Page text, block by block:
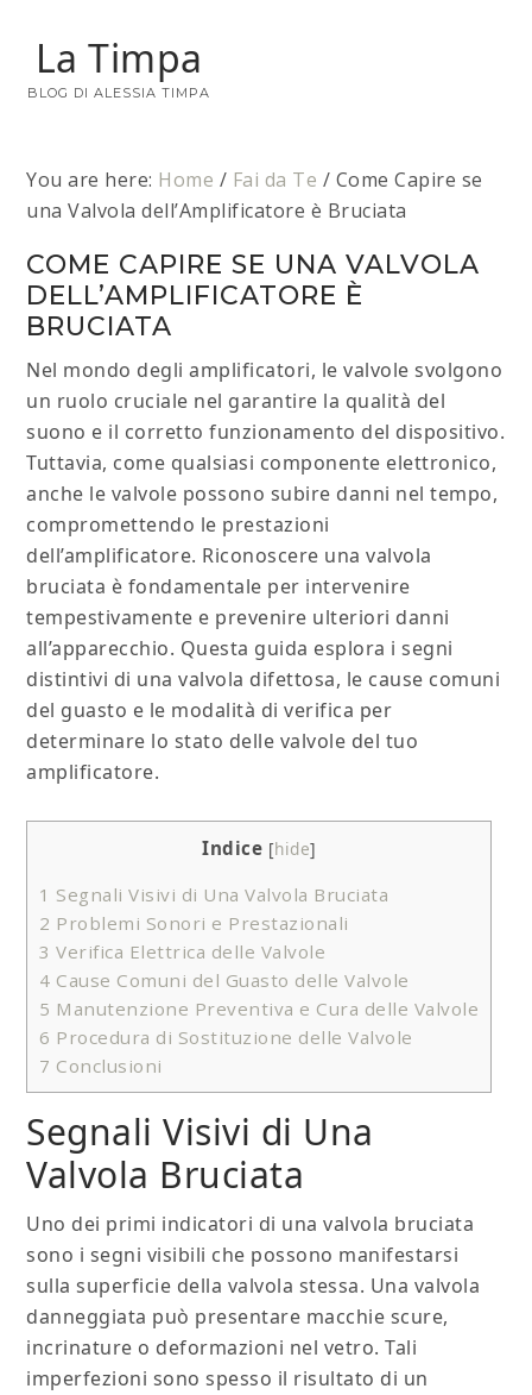
La Timpa
BLOG DI ALESSIA TIMPA
You are here: Home / Fai da Te / Come Capire se
una Valvola dell’Amplificatore è Bruciata​
COME CAPIRE SE UNA VALVOLA
DELL’AMPLIFICATORE È
BRUCIATA​
Nel mondo degli amplificatori, le valvole svolgono
un ruolo cruciale nel garantire la qualità del
suono e il corretto funzionamento del dispositivo.
Tuttavia, come qualsiasi componente elettronico,
anche le valvole possono subire danni nel tempo,
compromettendo le prestazioni
dell’amplificatore. Riconoscere una valvola
bruciata è fondamentale per intervenire
tempestivamente e prevenire ulteriori danni
all’apparecchio. Questa guida esplora i segni
distintivi di una valvola difettosa, le cause comuni
del guasto e le modalità di verifica per
determinare lo stato delle valvole del tuo
amplificatore.
Indice [hide]
1 Segnali Visivi di Una Valvola Bruciata
2 Problemi Sonori e Prestazionali
3 Verifica Elettrica delle Valvole
4 Cause Comuni del Guasto delle Valvole
5 Manutenzione Preventiva e Cura delle Valvole
6 Procedura di Sostituzione delle Valvole
7 Conclusioni
Segnali Visivi di Una
Valvola Bruciata
Uno dei primi indicatori di una valvola bruciata
sono i segni visibili che possono manifestarsi
sulla superficie della valvola stessa. Una valvola
danneggiata può presentare macchie scure,
incrinature o deformazioni nel vetro. Tali
imperfezioni sono spesso il risultato di un